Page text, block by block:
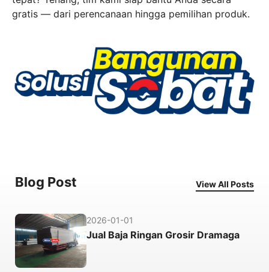
gratis — dari perencanaan hingga pemilihan produk.
Blog Post View All Posts
2026-01-01
Jual Baja Ringan Grosir Dramaga